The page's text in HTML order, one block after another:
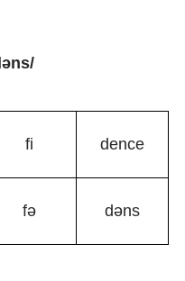
əns/
fi dence
fə dəns